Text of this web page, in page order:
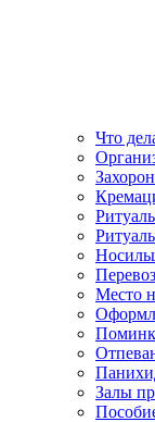
Что
Место
Залы